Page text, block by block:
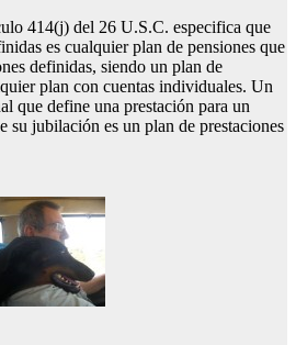
414(j) del 26 U.S.C. especifica que
es cualquier plan de pensiones que
definidas, siendo un plan de
plan con cuentas individuales. Un
que define una prestación para un
su jubilación es un plan de prestaciones